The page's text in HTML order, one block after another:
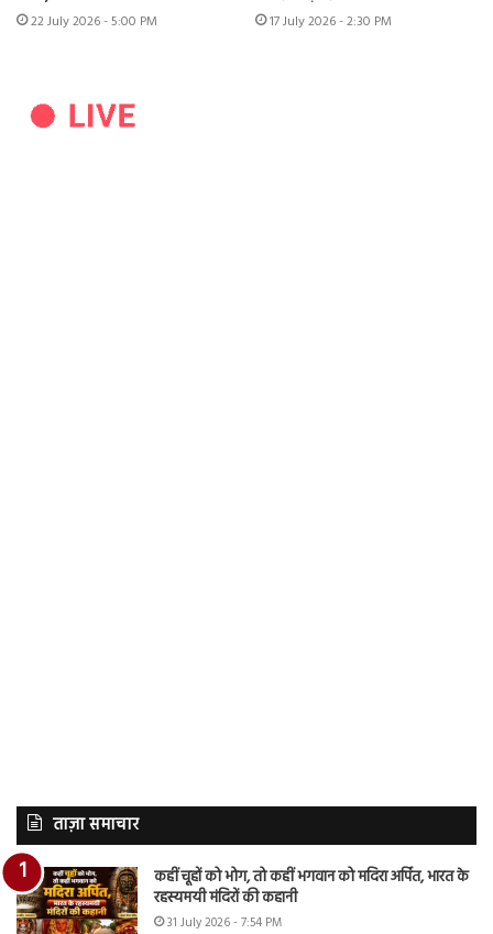
22 July 2026 - 5:00 PM 17 July 2026 - 2:30 PM
ताज़ा समाचार
कहीं चूहों को भोग, तो कहीं भगवान को मदिरा अर्पित, भारत के
रहस्यमयी मंदिरों की कहानी
31 July 2026 - 7:54 PM